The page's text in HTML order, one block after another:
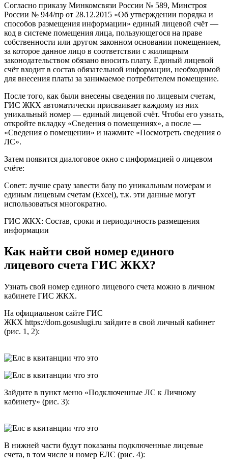
Согласно приказу Минкомсвязи России № 589, Минстроя
России № 944/пр от 28.12.2015 «Об утверждении порядка и
способов размещения информации» единый лицевой счёт —
код в системе помещения лица, пользующегося на праве
собственности или другом законном основании помещением,
за которое данное лицо в соответствии с жилищным
законодательством обязано вносить плату. Единый лицевой
счёт входит в состав обязательной информации, необходимой
для внесения платы за занимаемое потребителем помещение.
После того, как были внесены сведения по лицевым счетам,
ГИС ЖКХ автоматически присваивает каждому из них
уникальный номер — единый лицевой счёт. Чтобы его узнать,
откройте вкладку «Сведения о помещениях», а после —
«Сведения о помещении» и нажмите «Посмотреть сведения о
ЛС».
Затем появится диалоговое окно с информацией о лицевом
счёте:
Совет: лучше сразу завести базу по уникальным номерам и
единым лицевым счетам (Exсel), т.к. эти данные могут
использоваться многократно.
ГИС ЖКХ: Состав, сроки и периодичность размещения
информации
Как найти свой номер единого
лицевого счета ГИС ЖКХ?
Узнать свой номер единого лицевого счета можно в личном
кабинете ГИС ЖКХ.
На официальном сайте ГИС
ЖКХ https://dom.gosuslugi.ru зайдите в свой личный кабинет
(рис. 1, 2):
Зайдите в пункт меню «Подключенные ЛС к Личному
кабинету» (рис. 3):
В нижней части будут показаны подключенные лицевые
счета, в том числе и номер ЕЛС (рис. 4):